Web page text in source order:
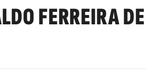
FERREIRA DE